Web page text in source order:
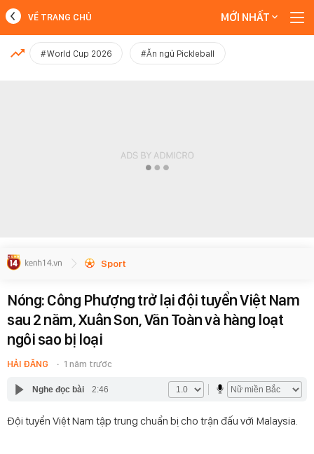
MỚI NHẤT
VỀ TRANG CHỦ MỚI NHẤT
#World Cup 2026 #Ăn ngủ Pickleball
Sport
Nóng: Công Phượng trở lại đội tuyển Việt Nam
sau 2 năm, Xuân Son, Văn Toàn và hàng loạt
ngôi sao bị loại
HẢI ĐĂNG 1 năm trước
Nghe đọc bài 2:46
Đội tuyển Việt Nam tập trung chuẩn bị cho trận đấu với Malaysia.